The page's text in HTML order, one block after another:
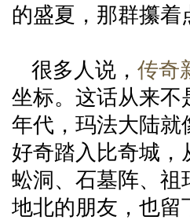
的盛夏，那群攥着
很多人说， 传奇
坐标。这话从来不
年代，玛法大陆就
好奇踏入比奇城
蚣洞、石墓阵、祖
地北的朋友，也留